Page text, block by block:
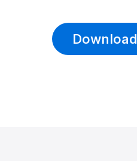
Download